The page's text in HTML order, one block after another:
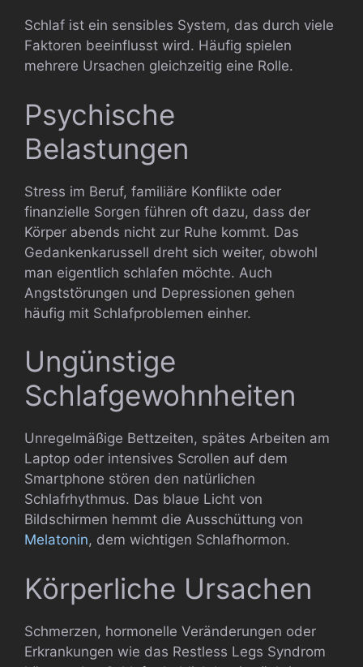
Schlaf ist ein sensibles System, das durch viele
Faktoren beeinflusst wird. Häufig spielen
mehrere Ursachen gleichzeitig eine Rolle.
Psychische
Belastungen
Stress im Beruf, familiäre Konflikte oder
finanzielle Sorgen führen oft dazu, dass der
Körper abends nicht zur Ruhe kommt. Das
Gedankenkarussell dreht sich weiter, obwohl
man eigentlich schlafen möchte. Auch
Angststörungen und Depressionen gehen
häufig mit Schlafproblemen einher.
Ungünstige
Schlafgewohnheiten
Unregelmäßige Bettzeiten, spätes Arbeiten am
Laptop oder intensives Scrollen auf dem
Smartphone stören den natürlichen
Schlafrhythmus. Das blaue Licht von
Bildschirmen hemmt die Ausschüttung von
Melatonin, dem wichtigen Schlafhormon.
Körperliche Ursachen
Schmerzen, hormonelle Veränderungen oder
Erkrankungen wie das Restless Legs Syndrom